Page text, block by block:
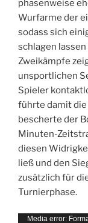
phasenweise
Wurfarme der
sodass sich
schlagen
Zweikämpfe
unsportlichen
Spieler
führte damit
bescherte der
Minuten-
diesen
ließ und den
zusätzlich für
Turnierphase.
Video-
Media error: